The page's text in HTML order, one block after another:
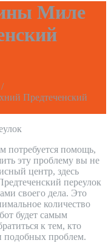
Миле
/
Предтеченский
потребуется помощь,
эту проблему вы не
центр, здесь
переулок
своего дела. Это
количество
будет самым
к тем, кто
подобных проблем.